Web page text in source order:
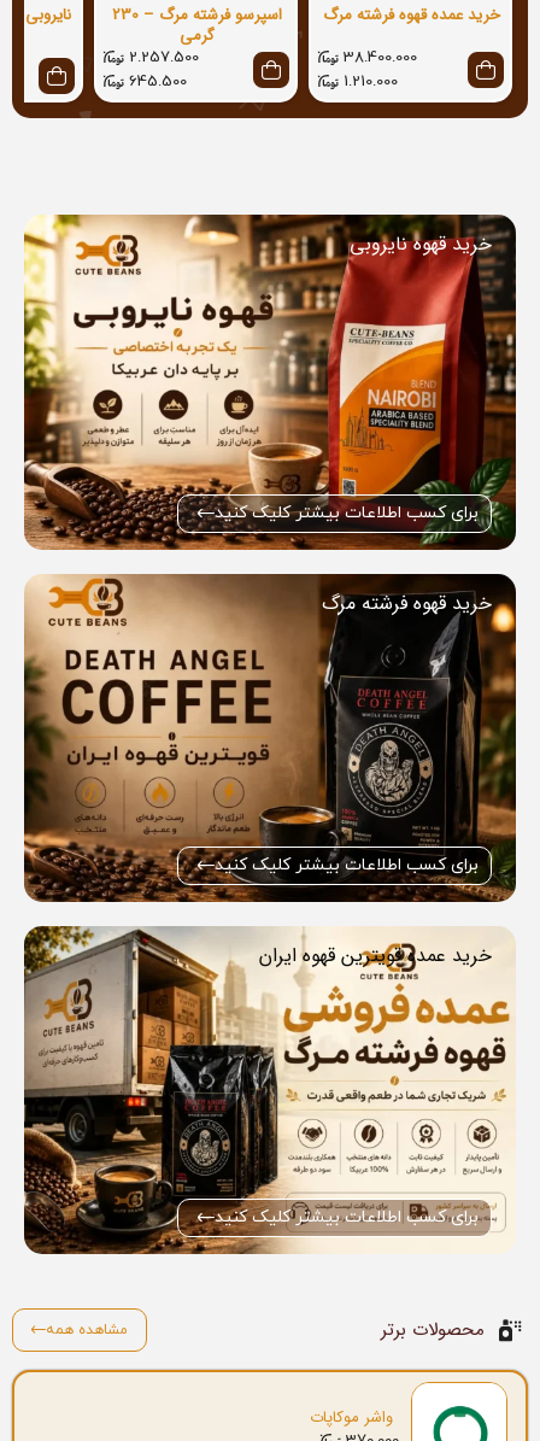
خرید عمده قهوه فرشته مرگ
38.400.000
1.210.000
اسپرسو فرشته مرگ – 230
گرمی
2.257.500
645.500
خرید قهوه نایروبی
برای کسب اطلاعات بیشتر کلیک کنید
خرید قهوه فرشته مرگ
برای کسب اطلاعات بیشتر کلیک کنید
خرید عمده قویترین قهوه ایران
برای کسب اطلاعات بیشتر کلیک کنید
محصولات برتر مشاهده همه
واشر موکاپات